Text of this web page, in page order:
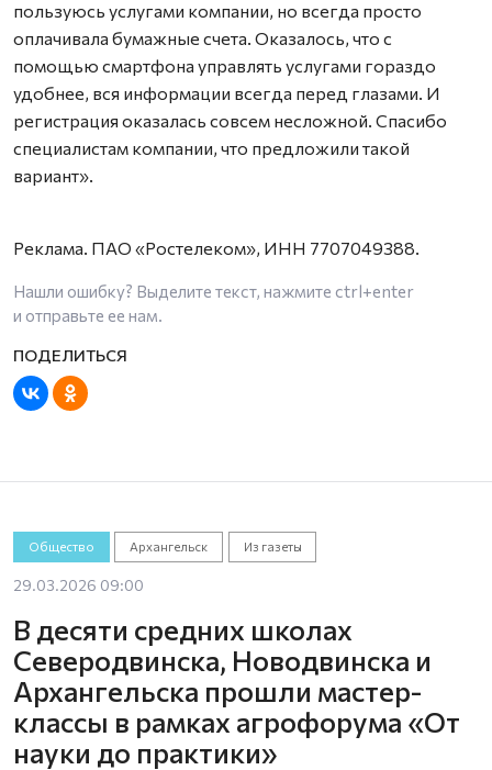
пользуюсь услугами компании, но всегда просто
оплачивала бумажные счета. Оказалось, что с
помощью смартфона управлять услугами гораздо
удобнее, вся информации всегда перед глазами. И
регистрация оказалась совсем несложной. Спасибо
специалистам компании, что предложили такой
вариант».
Реклама. ПАО «Ростелеком», ИНН 7707049388.
Нашли ошибку? Выделите текст, нажмите ctrl+enter
и отправьте ее нам.
Общество Архангельск Из газеты
29.03.2026 09:00
В десяти средних школах
Северодвинска, Новодвинска и
Архангельска прошли мастер-
классы в рамках агрофорума «От
науки до практики»